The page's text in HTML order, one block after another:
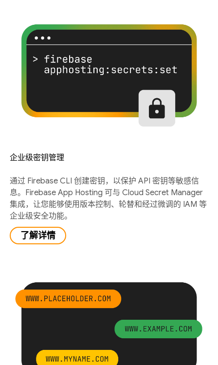
企业级密钥管理
通过 Firebase CLI 创建密钥，以保护 API 密钥等敏感信
息。Firebase App Hosting 可与 Cloud Secret Manager
集成，让您能够使用版本控制、轮替和经过微调的 IAM 等
企业级安全功能。
了解详情